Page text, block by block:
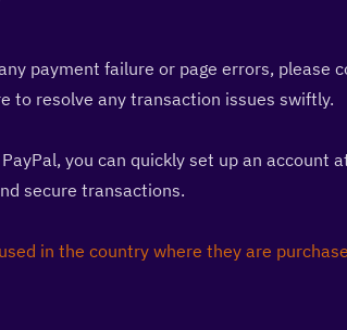
payment failure or page errors, please
to resolve any transaction issues swiftly.
secure transactions.
in the country where they are